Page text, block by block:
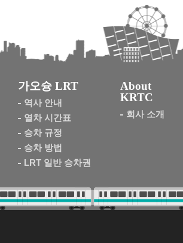
가오슝 LRT
역사 안내
열차 시간표
승차 규정
승차 방법
LRT 일반 승차권
About
KRTC
회사 소개